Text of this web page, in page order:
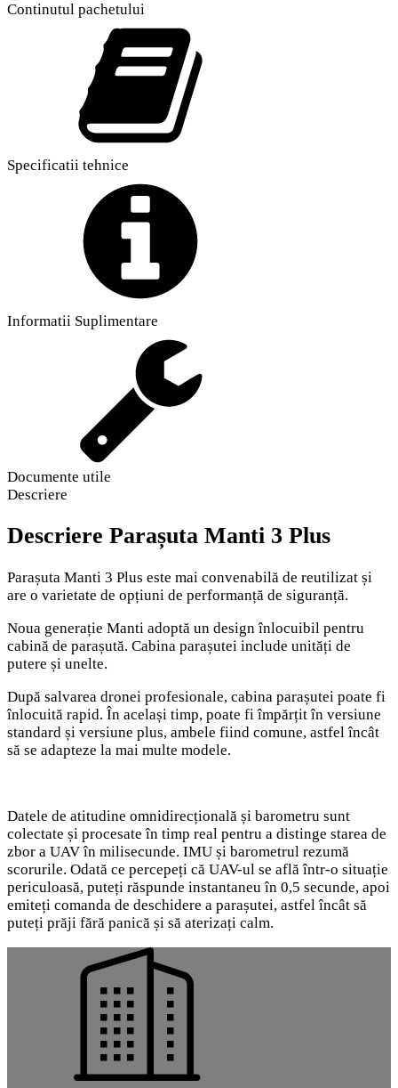
Continutul pachetului
Specificatii tehnice
Informatii Suplimentare
Documente utile
Descriere
Descriere Parașuta Manti 3 Plus
Parașuta Manti 3 Plus este mai convenabilă de reutilizat și
are o varietate de opțiuni de performanță de siguranță.
Noua generație Manti adoptă un design înlocuibil pentru
cabină de parașută. Cabina parașutei include unități de
putere și unelte.
După salvarea dronei profesionale, cabina parașutei poate fi
înlocuită rapid. În același timp, poate fi împărțit în versiune
standard și versiune plus, ambele fiind comune, astfel încât
să se adapteze la mai multe modele.
Datele de atitudine omnidirecțională și barometru sunt
colectate și procesate în timp real pentru a distinge starea de
zbor a UAV în milisecunde. IMU și barometrul rezumă
scorurile. Odată ce percepeți că UAV-ul se află într-o situație
periculoasă, puteți răspunde instantaneu în 0,5 secunde, apoi
emiteți comanda de deschidere a parașutei, astfel încât să
puteți prăji fără panică și să aterizați calm.